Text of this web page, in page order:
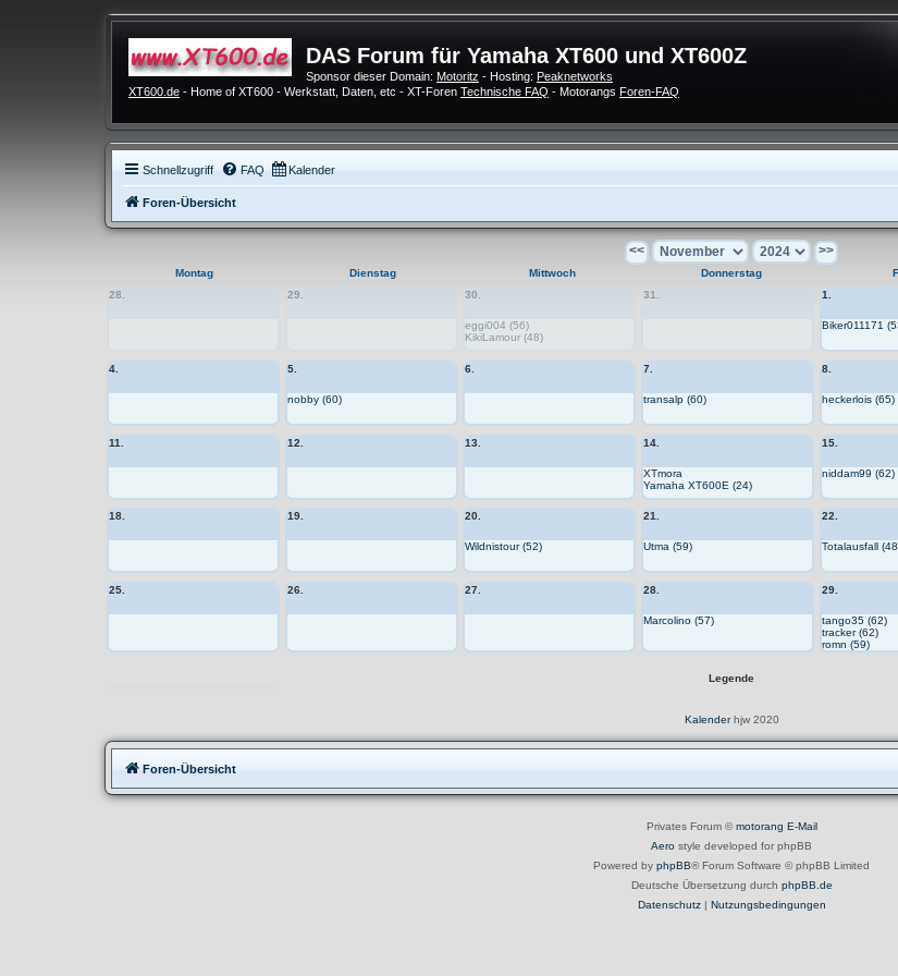
DAS Forum für Yamaha XT600 und XT600Z
Sponsor dieser Domain: Motoritz - Hosting: Peaknetworks
XT600.de - Home of XT600 - Werkstatt, Daten, etc - XT-Foren Technische FAQ - Motorangs Foren-FAQ
Schnellzugriff FAQ Kalender
Foren-Übersicht
<< >>
Montag Dienstag Mittwoch Donnerstag
28.
29. 30.
eggi004 (56)
KikiLamour (48)
31. 1.
Biker011171
4. 5.
nobby (60)
6. 7.
transalp (60)
8.
heckerlois (65)
11. 12. 13. 14.
XTmora
Yamaha XT600E (24)
15.
niddam99 (62)
18. 19. 20.
Wildnistour (52)
21.
Utma (59)
22.
Totalausfall
25. 26. 27. 28.
Marcolino (57)
29.
tango35 (62)
tracker (62)
romn (59)
Legende
Kalenderhjw 2020
Foren-Übersicht
Privates Forum ©motorang E-Mail
Aero style developed for phpBB
Powered by phpBB® Forum Software © phpBB Limited
Deutsche Übersetzung durch phpBB.de
Datenschutz| Nutzungsbedingungen